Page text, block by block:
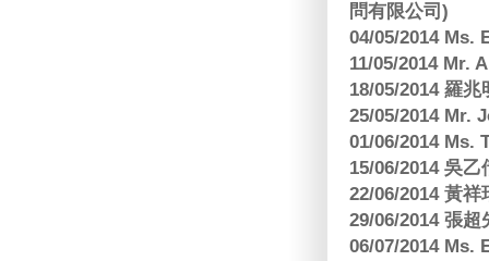
問有限公司)
04/05/2014 Ms.
11/05/2014 Mr.
18/05/2014 羅
25/05/2014 Mr.
01/06/2014 Ms.
15/06/2014 吳
22/06/2014 黃
29/06/2014 張
06/07/2014 Ms.